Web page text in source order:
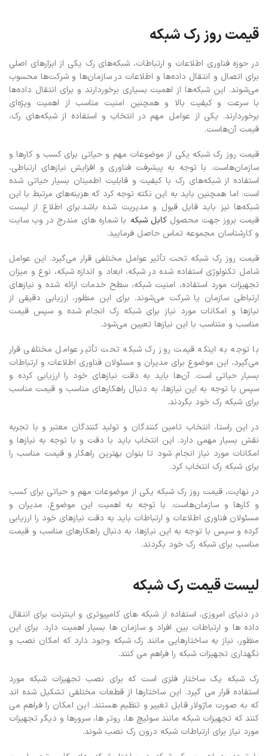
قیمت روز رک شبکه
در حوزه فناوری اطلاعات و ارتباطات، شبکه‌های رک یکی از ابزارهای اصلی
برای اتصال و انتقال داده‌ها و اطلاعات در سازمان‌ها و شرکت‌ها محسوب
می‌شوند. این شبکه‌ها از اهمیت بسیاری برخوردارند و برای انتقال داده‌ها
با سرعت و کیفیت بالا و همچنین امنیت مناسب از اهمیت ویژه‌ای
برخوردارند. یکی از عوامل مهم در انتخاب و استفاده از شبکه‌های رک،
قیمت آن‌هاست.
قیمت روز رک شبکه یکی از موضوعات مهم و حیاتی برای کسب و کارها و
سازمان‌هاست. با توجه به پیشرفت فناوری و افزایش نیازهای ارتباطی،
استفاده از شبکه‌های رک با کیفیت و قابلیت اطمینان بسیار حیاتی شده
است. اما همچنین باید به این نکته توجه کرد که هزینه‌های مرتبط با این
شبکه‌ها نیز باید قابل قبول و مدیریت شده باشد.برای اطلاع از لیست
قیمت بروز جهت محصول کابل شبکه با شماره های مندرج در وب سایت
و کارشناسان مجموعه تماس حاصل فرمایید.
قیمت روز رک شبکه تحت تأثیر عوامل مختلفی قرار می‌گیرد. این عوامل
شامل تکنولوژی استفاده شده در شبکه، ابعاد و اندازه شبکه، نوع و میزان
تجهیزات مورد استفاده، امنیت شبکه، سطح خدمات ارائه شده و نیازهای
ارتباطی سازمان یا شرکت می‌شوند. برای این منظور، ارزیابی دقیقی از
نیازها و امکانات مورد نیاز برای شبکه رک انجام شده و سپس قیمت
مناسب و متناسب با این نیازها تعیین می‌شود.
با توجه به اینکه قیمت روز رک شبکه تحت تأثیر عوامل مختلفی قرار
می‌گیرد، این موضوع برای مدیران و مسئولان فناوری اطلاعات و ارتباطات
بسیار حیاتی است. آن‌ها باید به دقت نیازهای خود را ارزیابی کرده و
سپس با توجه به این نیازها، به دنبال راهکارهای مناسب و قیمت مناسب
برای شبکه رک خود بگردند.
در این راستا، انتخاب تامین کنندگان و تولید کنندگان معتبر و با تجربه
نقش بسیار مهمی دارد. این انتخاب باید با دقت و با توجه به نیازها و
امکانات مورد نیاز انجام شود تا بتوان بهترین راهکار و قیمت مناسب را
برای شبکه رک انتخاب کرد.
در نهایت، قیمت روز رک شبکه یکی از موضوعات مهم و حیاتی برای کسب
و کارها و سازمان‌هاست. با توجه به اهمیت این موضوع، مدیران و
مسئولان فناوری اطلاعات و ارتباطات باید به دقت نیازهای خود را ارزیابی
کرده و سپس با توجه به این نیازها، به دنبال راهکارهای مناسب و قیمت
مناسب برای شبکه رک خود بگردند.
لیست قیمت رک شبکه
در دنیای امروزی، استفاده از شبکه های کامپیوتری و اینترنت برای انتقال
داده ها و ارتباطات بین افراد و سازمان ها بسیار اهمیت دارد. برای این
منظور، نیاز به ساختارهایی مانند رک شبکه وجود دارد که امکان نصب و
نگهداری تجهیزات شبکه را فراهم می کنند.
رک شبکه یک ساختار فلزی است که برای نصب تجهیزات شبکه مورد
استفاده قرار می گیرد. این ساختارها از قطعات مختلفی تشکیل شده اند
که به صورت ماژولار قابل تغییر و تنظیم هستند. این امکان را فراهم می
کنند که تجهیزات شبکه مانند سوئیچ ها، روتر ها، سرورها و دیگر تجهیزات
مورد نیاز برای ارتباطات شبکه درون رک نصب شوند.